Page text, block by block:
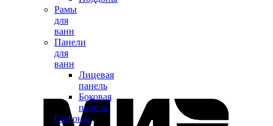
Рамы
для
ванн
Панели
для
ванн
Лицевая
панель
Боковая
панель
Сифоны